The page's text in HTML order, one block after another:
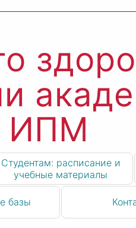
ИПМ
Студентам: расписание и
учебные материалы
базы